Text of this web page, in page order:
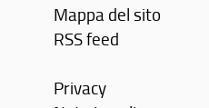
Mappa del sito
RSS feed
Privacy